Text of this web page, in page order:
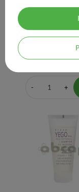
Ziaja Yego, żel
dla mężczyzn 3 w
8,50 zł